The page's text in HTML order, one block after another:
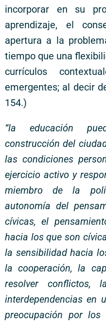
incorporar en su
aprendizaje, el
apertura a la
tiempo que una
currículos
emergentes; al decir
154.)
“la educación
construcción del
las condiciones
ejercicio activo y
miembro de la
autonomía del
cívicas, el
hacia los que son
la sensibilidad hacia
la cooperación, la
resolver conflictos,
interdependencias en
preocupación por los